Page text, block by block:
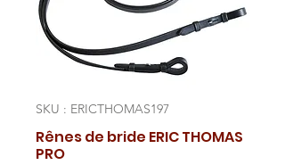
SKU : ERICTHOMAS197
Rênes de bride ERIC THOMAS
PRO